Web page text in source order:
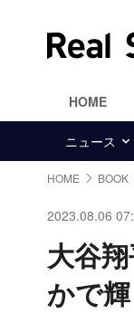
HOME
ニュース
HOME BOOK
2023.08.06
大谷
かで